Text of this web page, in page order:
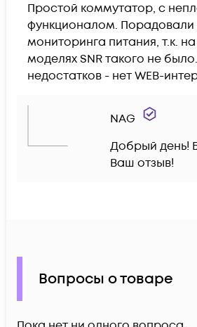
Простой коммутатор, с
функционалом.
мониторинга питания, т.к.
моделях SNR такого не
недостатков - нет WEB-
NAG
Добрый день!
Ваш отзыв!
Вопросы о товаре